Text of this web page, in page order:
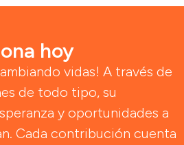
hoy
vidas! A través de
de todo tipo, su
y oportunidades a
Cada contribución cuenta